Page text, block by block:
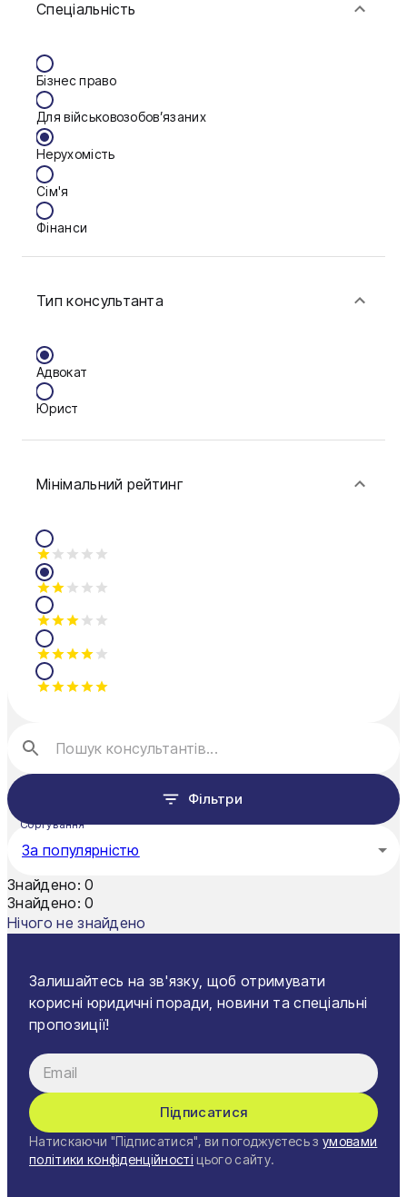
Житомир
Львів
Спеціальність
Бізнес право
Для військовозобов’язаних
Нерухомість
Сім'я
Фінанси
Тип консультанта
Адвокат
Юрист
Мінімальний рейтинг
Фільтри
Сортування
За популярністю
Знайдено: 0
Знайдено: 0
Нічого не знайдено
Залишайтесь на зв'язку, щоб отримувати
корисні юридичні поради, новини та спеціальні
пропозиції!
Підписатися
Натискаючи "Підписатися", ви погоджуєтесь з умовами
політики конфіденційності цього сайту.